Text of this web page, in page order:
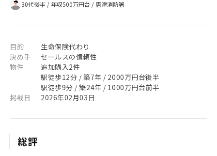
30代後半 / 年収500万円台 / 唐津消防署
目的
生命保険代わり
決め手
セールスの信頼性
物件
追加購入2件
駅徒歩12分 / 築7年 / 2000万円台後半
駅徒歩9分 / 築24年 / 1000万円台前半
掲載日
2026年02月03日
総評